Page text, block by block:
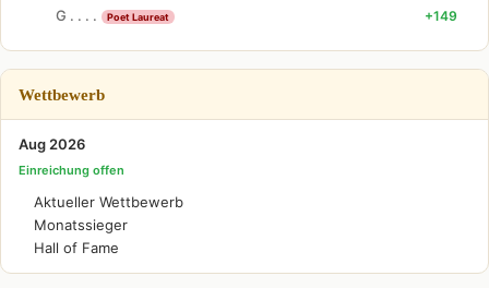
G . . . . Poet Laureat +149
Wettbewerb
Aug 2026
Einreichung offen
Aktueller Wettbewerb
Monatssieger
Hall of Fame